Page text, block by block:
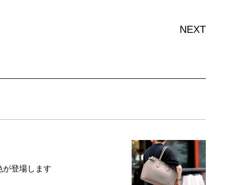
NEXT
登場します